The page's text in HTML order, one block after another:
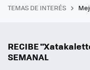
TEMAS DE INTERÉS
RECIBE
SEMANAL